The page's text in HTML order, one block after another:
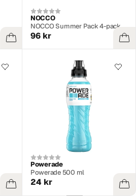
NOCCO
NOCCO Summer Pack 4-pack
96 kr
Powerade
Powerade 500 ml
24 kr